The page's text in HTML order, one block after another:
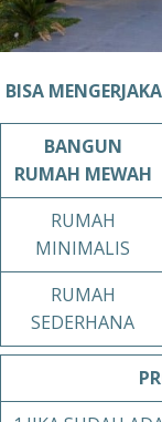
BISA
BANGUN
RUMAH MEWAH
RUMAH
MINIMALIS
RUMAH
SEDERHANA